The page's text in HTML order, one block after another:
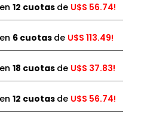
12 cuotas de U$S 56.74!
6 cuotas de U$S 113.49!
18 cuotas de U$S 37.83!
12 cuotas de U$S 56.74!